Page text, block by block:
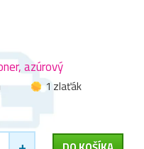
azúrový
1 zlaťák